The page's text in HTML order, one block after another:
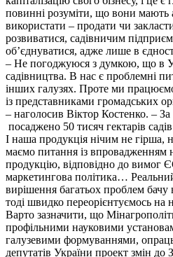
повинні розуміти, що вони мають
використати – продати чи
розвиватися, садівничим
об’єднуватися, адже лише в
– Не погоджуюся з думкою, що в
садівництва. В нас є проблемні
інших галузях. Проте ми
із представниками громадських
– наголосив Віктор Костенко. – За
посаджено 50 тисяч гектарів
І наша продукція нічим не гірша,
маємо питання із впровадженням
продукцію, відповідно до вимог
маркетингова політика…
вирішення багатьох проблем бачу
тоді швидко переорієнтуємось на
Варто зазначити, що
профільними науковими
галузевими формуваннями,
депутатів України проект змін